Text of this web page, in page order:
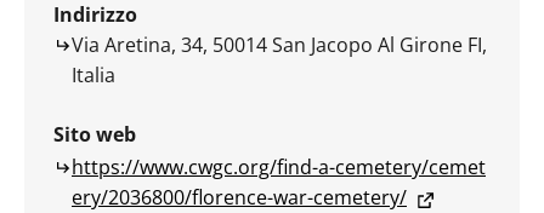
Indirizzo
Via Aretina, 34, 50014 San Jacopo Al Girone FI,
Italia
Sito web
https://www.cwgc.org/find-a-cemetery/cemet
ery/2036800/florence-war-cemetery/